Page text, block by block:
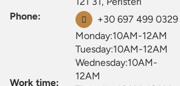
Phone:
+30 697 499 0329
Work time:
Monday:10AM-12AM
Tuesday:10AM-12AM
Wednesday:10AM-
12AM